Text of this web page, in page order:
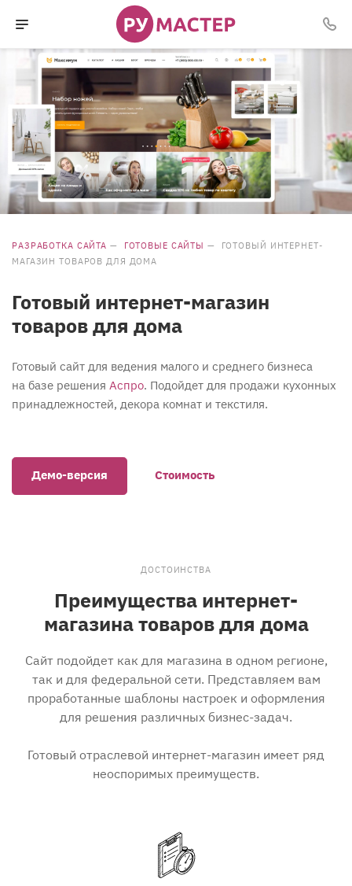
РАЗРАБОТКА САЙТА — ГОТОВЫЕ САЙТЫ — ГОТОВЫЙ ИНТЕРНЕТ-
МАГАЗИН ТОВАРОВ ДЛЯ ДОМА
Готовый интернет-магазин
товаров для дома
Готовый сайт для ведения малого и среднего бизнеса
на базе решения Аспро. Подойдет для продажи кухонных
принадлежностей, декора комнат и текстиля.
Демо-версия Стоимость
ДОСТОИНСТВА
Преимущества интернет-
магазина товаров для дома
Сайт подойдет как для магазина в одном регионе,
так и для федеральной сети. Представляем вам
проработанные шаблоны настроек и оформления
для решения различных бизнес-задач.
Готовый отраслевой интернет-магазин имеет ряд
неоспоримых преимуществ.